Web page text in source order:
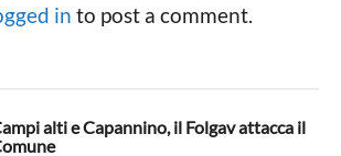
in to post a comment.
alti e Capannino, il Folgav attacca il